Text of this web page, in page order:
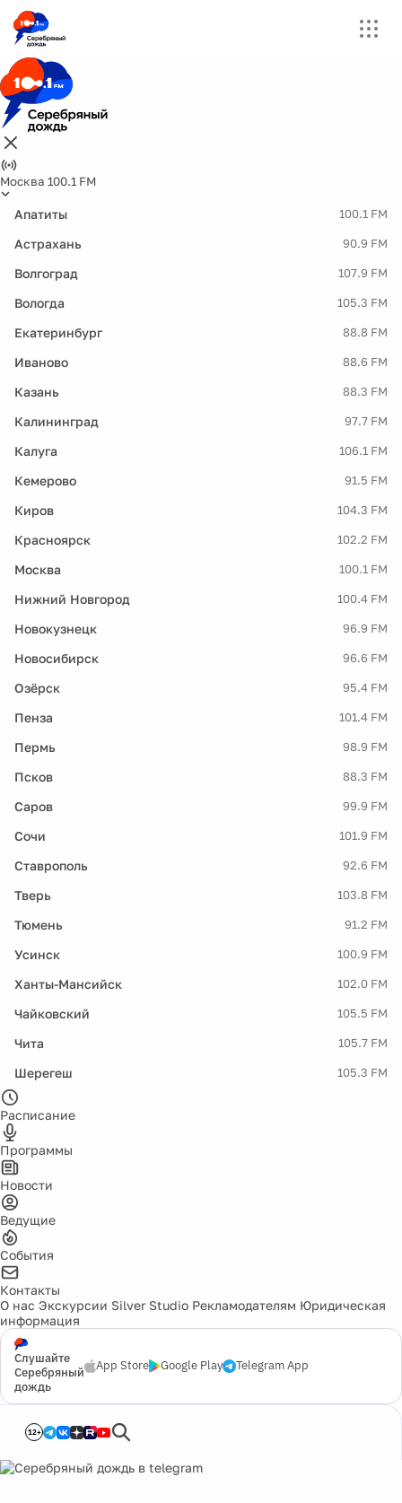
Москва 100.1 FM
Апатиты 100.1 FM
Астрахань 90.9 FM
Волгоград 107.9 FM
Вологда 105.3 FM
Екатеринбург 88.8 FM
Иваново 88.6 FM
Казань 88.3 FM
Калининград 97.7 FM
Калуга 106.1 FM
Кемерово 91.5 FM
Киров 104.3 FM
Красноярск 102.2 FM
Москва 100.1 FM
Нижний Новгород 100.4 FM
Новокузнецк 96.9 FM
Новосибирск 96.6 FM
Озёрск 95.4 FM
Пенза 101.4 FM
Пермь 98.9 FM
Псков 88.3 FM
Саров 99.9 FM
Сочи 101.9 FM
Ставрополь 92.6 FM
Тверь 103.8 FM
Тюмень 91.2 FM
Усинск 100.9 FM
Ханты-Мансийск 102.0 FM
Чайковский 105.5 FM
Чита 105.7 FM
Шерегеш 105.3 FM
Расписание
Программы
Новости
Ведущие
События
Контакты
О нас Экскурсии Silver Studio Рекламодателям Юридическая
информация
Слушайте
Серебряный
дождь
App Store Google Play Telegram App
12+